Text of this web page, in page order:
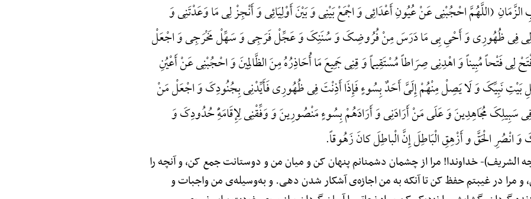
(اللَّهُمَّ احْجُبْنِی عَنْ عُیُونِ أَعْدَائِی وَ اجْمَعْ بَیْنِی وَ بَیْنَ أَوْلِیَائِی وَ أَنْجِزْ لِی مَا وَعَدْتَنِی وَ
لِی فِی ظُهُورِی وَ أَحْیِ بِی مَا دَرَسَ مِنْ فُرُوضِکَ وَ سُنَنِکَ وَ عَجِّلْ فَرَجِی وَ سَهِّلْ مَخْرَجِی وَ اجْعَلْ
لِی فَتْحاً مُبِیناً وَ اهْدِنِی صِرَاطاً مُسْتَقِیماً وَ قِنِی جَمِیعَ مَا أُحَاذِرُهُ مِنَ الظَّالِمِینَ وَ احْجُبْنِی عَنْ أَعْیُنِ
بَیْتِ نَبِیِّکَ وَ لَا یَصِلْ مِنْهُمْ إِلَیَّ أَحَدٌ بِسُوءٍ فَإِذَا أَذِنْتَ فِی ظُهُورِی فَأَیِّدْنِی بِجُنُودِکَ وَ اجْعَلْ مَنْ
سَبِیلِکَ مُجَاهِدِینَ وَ عَلَی مَنْ أَرَادَنِی وَ أَرَادَهُمْ بِسُوءٍ مَنْصُورِینَ وَ وَفِّقْنِی لِإِقَامَهًِْ حُدُودِکَ وَ
الْحَقَّ و أَزْهِقِ الْبَاطِلَ إِنَّ الْباطِلَ کانَ زَهُوقاً.
الشریف)-خداوندا! مرا از چشمان دشمنانم پنهان کن و میان من و دوستانت جمع کن، و آنچه را
مرا در غیبتم حفظ کن تا آنکه به من اجازه‌ی آشکار شدن دهی. و به‌وسیله‌ی من واجبات و